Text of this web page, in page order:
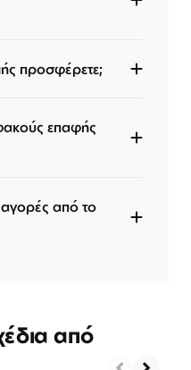
προσφέρετε;
επαφής
αγορές από το
από